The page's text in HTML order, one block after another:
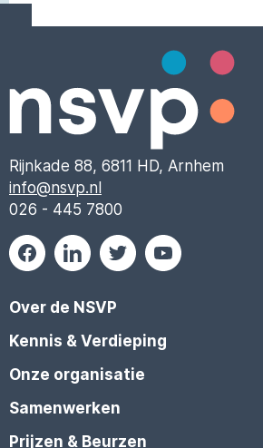
Rijnkade 88, 6811 HD, Arnhem
info@nsvp.nl
026 - 445 7800
Over de NSVP
Kennis & Verdieping
Onze organisatie
Samenwerken
Prijzen & Beurzen